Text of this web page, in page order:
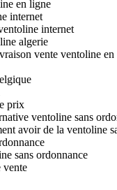
en ligne
internet
internet
algerie
vente ventoline
prix
ventoline sans
avoir de la ventoline
sans ordonnance
vente